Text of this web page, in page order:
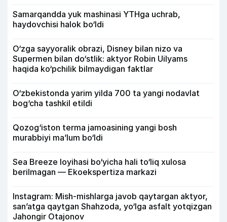
Samarqandda yuk mashinasi YTHga uchrab,
haydovchisi halok bo‘ldi
O‘zga sayyoralik obrazi, Disney bilan nizo va
Supermen bilan do‘stlik: aktyor Robin Uilyams
haqida ko‘pchilik bilmaydigan faktlar
O‘zbekistonda yarim yilda 700 ta yangi nodavlat
bog‘cha tashkil etildi
Qozog‘iston terma jamoasining yangi bosh
murabbiyi ma’lum bo‘ldi
Sea Breeze loyihasi bo‘yicha hali to‘liq xulosa
berilmagan — Ekoekspertiza markazi
Instagram: Mish-mishlarga javob qaytargan aktyor,
san’atga qaytgan Shahzoda, yo‘lga asfalt yotqizgan
Jahongir Otajonov